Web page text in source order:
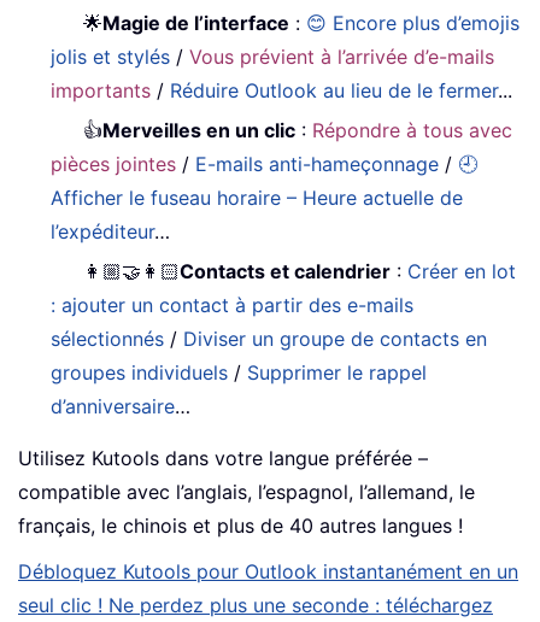
🌟Magie de l’interface : 😊 Encore plus d’emojis
jolis et stylés /Vous prévient à l’arrivée d’e-mails
importants / Réduire Outlook au lieu de le fermer...
👍Merveilles en un clic : Répondre à tous avec
pièces jointes / E-mails anti-hameçonnage / 🕘
Afficher le fuseau horaire – Heure actuelle de
l’expéditeur…
👩🏼‍🤝‍👩🏻Contacts et calendrier : Créer en lot
: ajouter un contact à partir des e-mails
sélectionnés / Diviser un groupe de contacts en
groupes individuels / Supprimer le rappel
d’anniversaire…
Utilisez Kutools dans votre langue préférée –
compatible avec l’anglais, l’espagnol, l’allemand, le
français, le chinois et plus de 40 autres langues !
Débloquez Kutools pour Outlook instantanément en un
seul clic ! Ne perdez plus une seconde : téléchargez